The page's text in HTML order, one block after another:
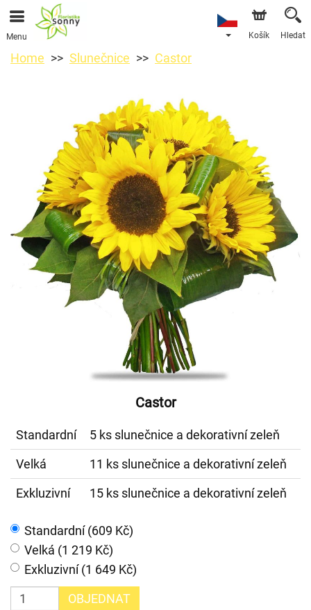
Menu Košík Hledat
Home Slunečnice Castor
Castor
Standardní
5 ks slunečnice a dekorativní zeleň
Velká
11 ks slunečnice a dekorativní zeleň
Exkluzivní
15 ks slunečnice a dekorativní zeleň
Standardní (609 Kč)
Velká (1 219 Kč)
Exkluzivní (1 649 Kč)
OBJEDNAT